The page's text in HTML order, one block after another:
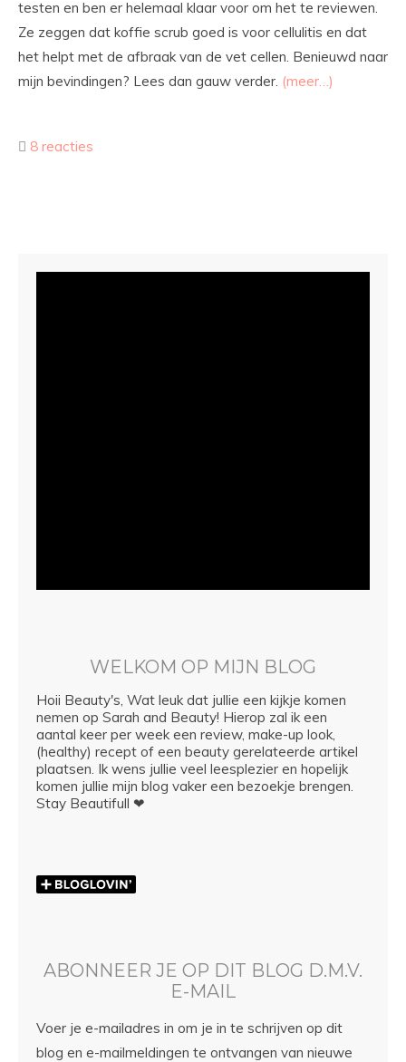
testen en ben er helemaal klaar voor om het te reviewen.
Ze zeggen dat koffie scrub goed is voor cellulitis en dat
het helpt met de afbraak van de vet cellen. Benieuwd naar
mijn bevindingen? Lees dan gauw verder. (meer…)
8 reacties
WELKOM OP MIJN BLOG
Hoii Beauty's, Wat leuk dat jullie een kijkje komen
nemen op Sarah and Beauty! Hierop zal ik een
aantal keer per week een review, make-up look,
(healthy) recept of een beauty gerelateerde artikel
plaatsen. Ik wens jullie veel leesplezier en hopelijk
komen jullie mijn blog vaker een bezoekje brengen.
Stay Beautifull ❤
ABONNEER JE OP DIT BLOG D.M.V.
E-MAIL
Voer je e-mailadres in om je in te schrijven op dit
blog en e-mailmeldingen te ontvangen van nieuwe